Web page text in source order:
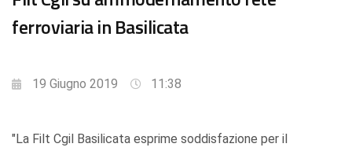
ferroviaria in Basilicata
19 Giugno 2019 11:38
"La Filt Cgil Basilicata esprime soddisfazione per il